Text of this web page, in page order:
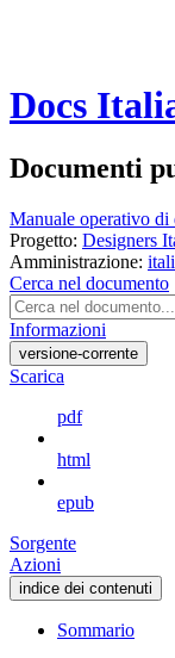
Docs
Documenti
Manuale operativo di
Progetto: Designers
Amministrazione:
Cerca nel documento
Informazioni
versione-corrente
Scarica
pdf
html
epub
Sorgente
Azioni
indice dei contenuti
Sommario